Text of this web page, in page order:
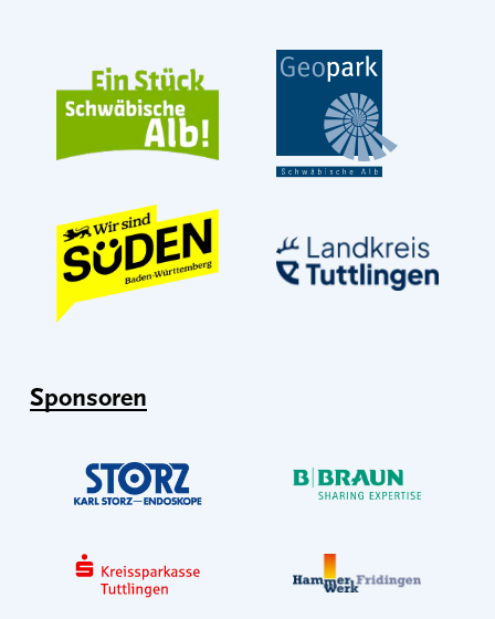
Sponsoren